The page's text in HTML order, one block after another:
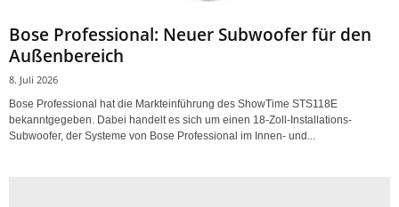
Bose Professional: Neuer Subwoofer für den
Außenbereich
8. Juli 2026
Bose Professional hat die Markteinführung des ShowTime STS118E
bekanntgegeben. Dabei handelt es sich um einen 18-Zoll-Installations-
Subwoofer, der Systeme von Bose Professional im Innen- und...